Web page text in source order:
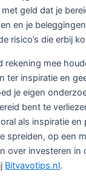
geld dat je
en je
risico’s die erbij
rekening mee
ter inspiratie en
je eigen
bent te
als inspiratie en
spreiden, op een
over investeren in
Bitvavotips.nl.